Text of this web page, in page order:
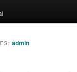
admin